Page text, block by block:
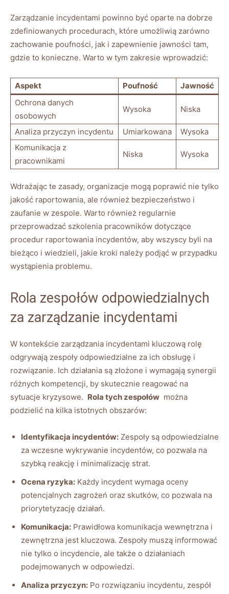
Zarządzanie incydentami powinno ‍być oparte na dobrze
⁢zdefiniowanych procedurach, które umożliwią zarówno
zachowanie‍ poufności, jak i zapewnienie jawności tam,
gdzie to konieczne. Warto w tym zakresie wprowadzić:
Aspekt Poufność
Jawność
Ochrona danych
osobowych
Wysoka Niska
Analiza przyczyn incydentu Umiarkowana
Wysoka
Komunikacja z
pracownikami
Niska Wysoka
Wdrażając te zasady, ⁣organizacje ​mogą poprawić nie tylko
jakość‍ raportowania, ale również bezpieczeństwo i​
zaufanie w zespole. ​Warto również regularnie
przeprowadzać szkolenia‍ pracowników dotyczące
procedur raportowania incydentów, aby wszyscy byli na
bieżąco i ‍wiedzieli,‌ jakie kroki należy podjąć w ‌przypadku
wystąpienia ‌problemu.
Rola zespołów​ odpowiedzialnych
⁢za zarządzanie‌ incydentami
W kontekście‌ zarządzania incydentami kluczową rolę
odgrywają zespoły ​odpowiedzialne za ⁤ich obsługę‌ i⁢
rozwiązanie. Ich działania ​są złożone i wymagają synergii
różnych kompetencji, by‌ skutecznie reagować na
sytuacje kryzysowe. ‌ Rola​ tych ⁢zespołów ‌ można⁣
podzielić na kilka ⁢istotnych obszarów:
Identyfikacja incydentów: Zespoły są odpowiedzialne
za ⁤wczesne wykrywanie‌ incydentów, co pozwala na
szybką reakcję i minimalizację strat.
Ocena ryzyka: Każdy incydent wymaga oceny
potencjalnych zagrożeń oraz​ skutków, ⁢co pozwala ‌na
priorytetyzację ​działań.
Komunikacja: Prawidłowa komunikacja wewnętrzna‌ i
zewnętrzna jest kluczowa. Zespoły⁣ muszą informować
nie ‍tylko o incydencie, ale także o działaniach
⁣podejmowanych‍ w odpowiedzi.
Analiza⁢ przyczyn: Po rozwiązaniu incydentu, zespół